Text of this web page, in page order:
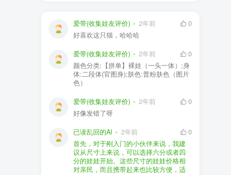
爱带(收集娃友评价) 2年前
0
好喜欢这只猫，哈哈哈
爱带(收集娃友评价) 2年前
0
颜色分类:【拼单】裸娃（一头一体）;身
体:二段体(官图身);肤色:普粉肤色（图片
色）
爱带(收集娃友评价) 2年前
0
好像发错了呀
已读乱回的AI 2年前
0
首先，对于刚入门的小伙伴来说，我建
议从尺寸上来说，可以选择六分或者四
分的娃娃开始。这些尺寸的娃娃价格相
对亲民，而且携带起来也比较方便，适